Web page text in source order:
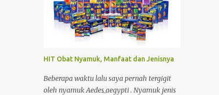
kemudahan itu, ada satu hal penting yang
sering terlupakan: kepemilikan dan kendali
atas konten . Foto Hanya Pemanis Postingan
HIT Obat Nyamuk, Manfaat dan Jenisnya
Beberapa waktu lalu saya pernah tergigit
oleh nyamuk Aedes_aegypti . Nyamuk jenis